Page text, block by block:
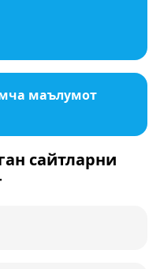
маълумот
сайтларни